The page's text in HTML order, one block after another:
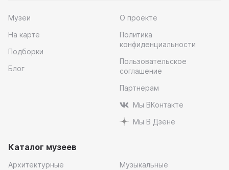
Музеи
На карте
Подборки
Блог
О проекте
Политика
конфиденциальности
Пользовательское
соглашение
Партнерам
Мы ВКонтакте
Мы В Дзене
Каталог музеев
Архитектурные Музыкальные